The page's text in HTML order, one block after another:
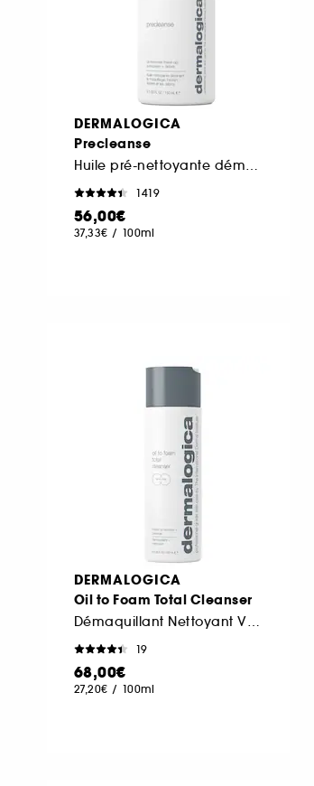
DERMALOGICA
Precleanse
Huile pré-nettoyante démaquillante
1419
56,00€
37,33€ / 100ml
DERMALOGICA
Oil to Foam Total Cleanser
Démaquillant Nettoyant Visage
19
68,00€
27,20€ / 100ml